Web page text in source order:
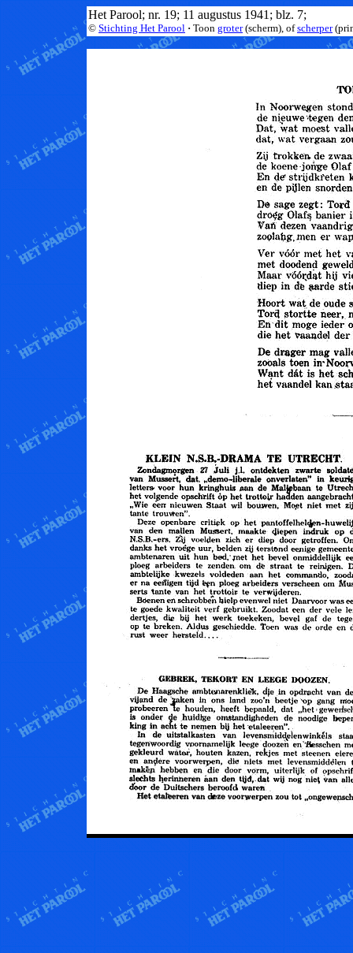
Het Parool; nr. 19; 11 augustus 1941; blz. 7;
© Stichting Het Parool · Toon groter(scherm), ofscherper